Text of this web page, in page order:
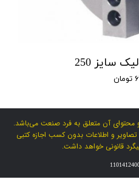
سایز 250
آن متعلق به فرد صنعت می‌باشد.
تصاویر و اطلاعات بدون کسب اجازه کتبی
قانونی خواهد داشت.